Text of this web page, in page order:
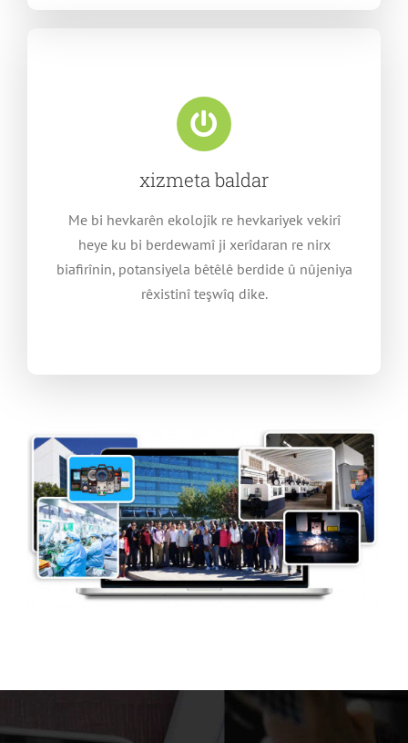
xizmeta baldar
Me bi hevkarên ekolojîk re hevkariyek vekirî
heye ku bi berdewamî ji xerîdaran re nirx
biafirînin, potansiyela bêtêlê berdide û nûjeniya
rêxistinî teşwîq dike.